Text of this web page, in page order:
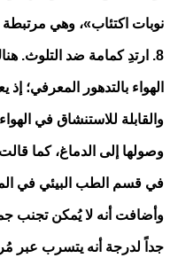
نوبات اكتئاب»، وهي
8. ارتدِ كمامة ضد التلوث.
الهواء بالتدهور المعرفي؛
والقابلة للاستنشاق في
وصولها إلى الدماغ، كما
في قسم الطب البيئي في
وأضافت أنه لا يُمكن تجنب
جداً لدرجة أنه يتسرب عبر